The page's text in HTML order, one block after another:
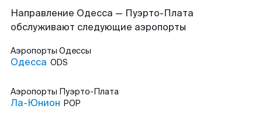
Направление Одесса — Пуэрто-Плата
обслуживают следующие аэропорты
Аэропорты Одессы
Одесса ODS
Аэропорты Пуэрто-Плата
Ла-Юнион POP